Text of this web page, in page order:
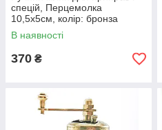
спецій, Перцемолка
10,5х5см, колір: бронза
В наявності
370 ₴